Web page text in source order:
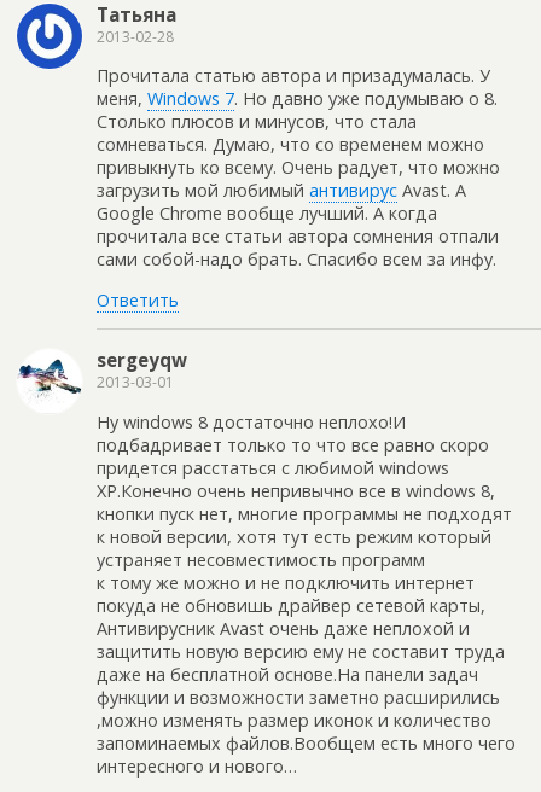
Татьяна
2013-02-28
Прочитала статью автора и призадумалась. У
меня, Windows 7. Но давно уже подумываю о 8.
Столько плюсов и минусов, что стала
сомневаться. Думаю, что со временем можно
привыкнуть ко всему. Очень радует, что можно
загрузить мой любимый антивирус Avast. А
Google Chrome вообще лучший. А когда
прочитала все статьи автора сомнения отпали
сами собой-надо брать. Спасибо всем за инфу.
Ответить
sergeyqw
2013-03-01
Ну windows 8 достаточно неплохо!И
подбадривает только то что все равно скоро
придется расстаться с любимой windows
XP.Конечно очень непривычно все в windows 8,
кнопки пуск нет, многие программы не подходят
к новой версии, хотя тут есть режим который
устраняет несовместимость программ
к тому же можно и не подключить интернет
покуда не обновишь драйвер сетевой карты,
Антивирусник Avast очень даже неплохой и
защитить новую версию ему не составит труда
даже на бесплатной основе.На панели задач
функции и возможности заметно расширились
,можно изменять размер иконок и количество
запоминаемых файлов.Вообщем есть много чего
интересного и нового…